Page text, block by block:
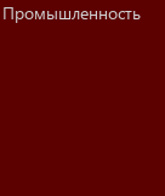
Промышленность